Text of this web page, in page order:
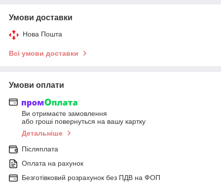
Умови доставки
Нова Пошта
Всі умови доставки
Умови оплати
Ви отримаєте замовлення
або гроші повернуться на вашу картку
Детальніше
Післяплата
Оплата на рахунок
Безготівковий розрахунок без ПДВ на ФОП